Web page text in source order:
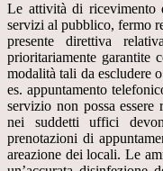
Le attività di ricevimento
servizi al pubblico, fermo
presente direttiva
prioritariamente garantite
modalità tali da escludere
es. appuntamento
servizio non possa
nei suddetti uffici
prenotazioni di
areazione dei locali. Le